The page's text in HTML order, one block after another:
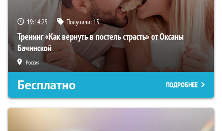
19:14:24 Получили:13
Тренинг «Как вернуть в постель страсть» от Оксаны
Бачинской
Россия
Бесплатно ПОДРОБНЕЕ